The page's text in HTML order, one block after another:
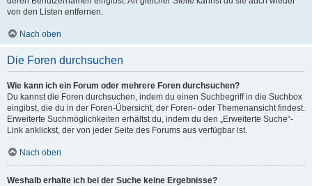
von den Listen entfernen.
Nach oben
Die Foren durchsuchen
Wie kann ich ein Forum oder mehrere Foren durchsuchen?
Du kannst die Foren durchsuchen, indem du einen Suchbegriff in die Suchbox
eingibst, die du in der Foren-Übersicht, der Foren- oder Themenansicht findest.
Erweiterte Suchmöglichkeiten erhältst du, indem du den „Erweiterte Suche“-
Link anklickst, der von jeder Seite des Forums aus verfügbar ist.
Nach oben
Weshalb erhalte ich bei der Suche keine Ergebnisse?